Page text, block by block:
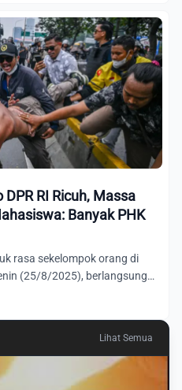
DPR RI Ricuh, Massa
Banyak PHK
rasa sekelompok orang di
(25/8/2025), berlangsung
Lihat Semua